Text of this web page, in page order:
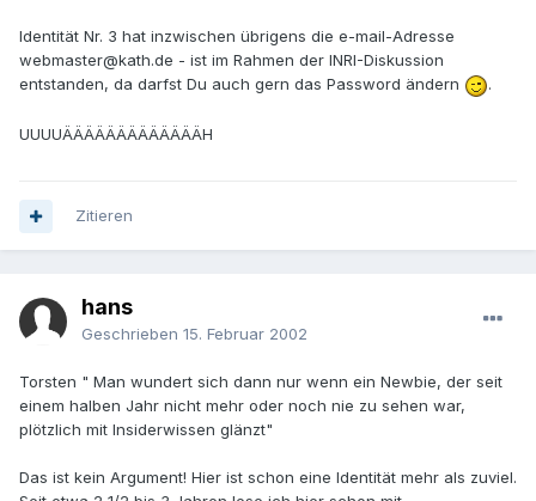
Identität Nr. 3 hat inzwischen übrigens die e-mail-Adresse
webmaster@kath.de - ist im Rahmen der INRI-Diskussion
entstanden, da darfst Du auch gern das Password ändern
.
UUUUÄÄÄÄÄÄÄÄÄÄÄÄÄH
Zitieren
hans
Geschrieben 15. Februar 2002
Torsten " Man wundert sich dann nur wenn ein Newbie, der seit
einem halben Jahr nicht mehr oder noch nie zu sehen war,
plötzlich mit Insiderwissen glänzt"
Das ist kein Argument! Hier ist schon eine Identität mehr als zuviel.